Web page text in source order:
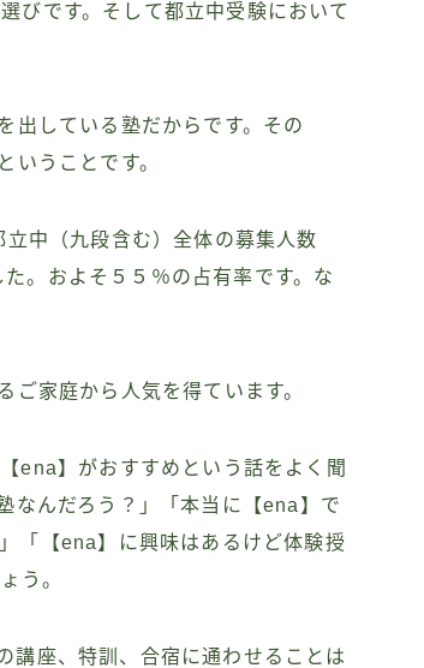
びです。そして都立中受験において
出している塾だからです。その
いうことです。
中（九段含む）全体の募集人数
。およそ５５％の占有率です。な
家庭から人気を得ています。
ena】がおすすめという話をよく聞
なんだろう？」「本当に【ena】で
「【ena】に興味はあるけど体験授
う。
講座、特訓、合宿に通わせることは